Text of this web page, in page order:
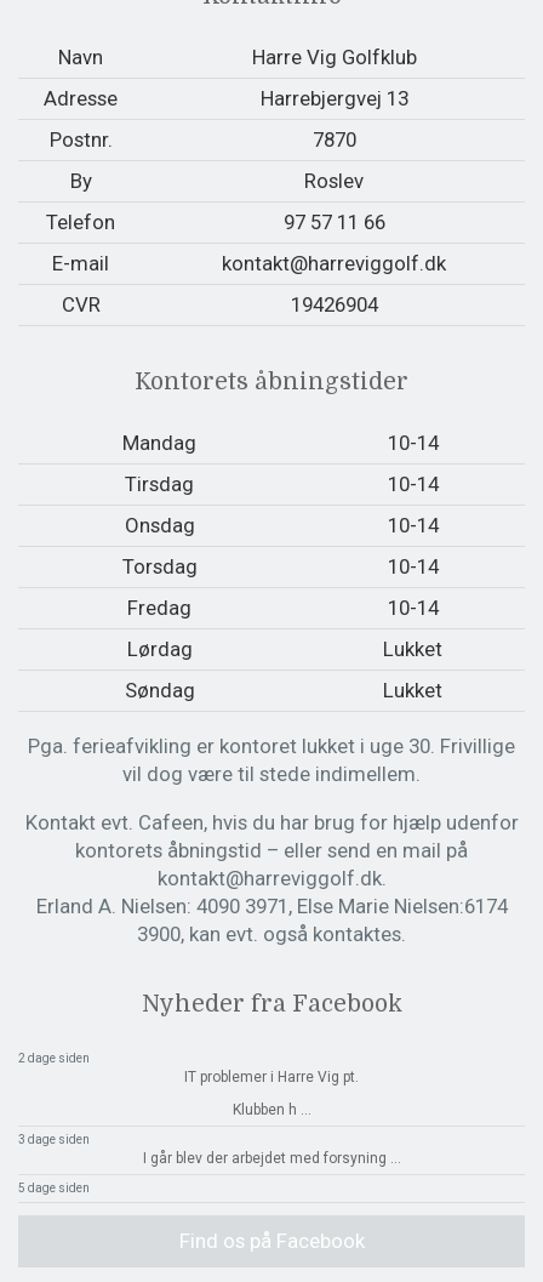
Navn
Harre Vig Golfklub
Adresse
Harrebjergvej 13
Postnr.
7870
By
Roslev
Telefon
97 57 11 66
E-mail
kontakt@harreviggolf.dk
CVR
19426904
Kontorets åbningstider
Mandag
10-14
Tirsdag
10-14
Onsdag
10-14
Torsdag
10-14
Fredag
10-14
Lørdag
Lukket
Søndag
Lukket
Pga. ferieafvikling er kontoret lukket i uge 30. Frivillige
vil dog være til stede indimellem.
Kontakt evt. Cafeen, hvis du har brug for hjælp udenfor
kontorets åbningstid – eller send en mail på
kontakt@harreviggolf.dk.
Erland A. Nielsen: 4090 3971, Else Marie Nielsen:6174
3900, kan evt. også kontaktes.
Nyheder fra Facebook
2 dage siden
IT problemer i Harre Vig pt.
Klubben h ...
3 dage siden
I går blev der arbejdet med forsyning ...
5 dage siden
Find os på Facebook